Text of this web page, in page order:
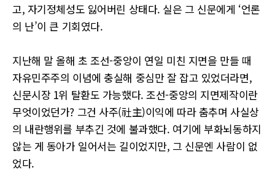
고, 자기정체성도 잃어버린 상태다. 실은 그 신문에게 ‘언론
의 난’이 큰 기회였다.
지난해 말 올해 초 조선-중앙이 연일 미친 지면을 만들 때
자유민주주의 이념에 충실해 중심만 잘 잡고 있었더라면,
신문시장 1위 탈환도 가능했다. 조선-중앙의 지면제작이란
무엇이었던가? 그건 사주(社主)이익에 따라 춤추며 사실상
의 내란행위를 부추긴 것에 불과했다. 여기에 부화뇌동하지
않는 게 동아가 일어서는 길이었지만, 그 신문엔 사람이 없
었다.